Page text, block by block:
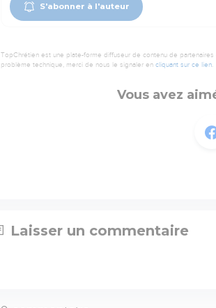
S'abonner à l'auteur
TopChrétien est une plate-forme diffuseur de contenu de
problème technique, merci de nous le signaler en cliquant sur ce lien.
Vous avez
Laisser un commentaire